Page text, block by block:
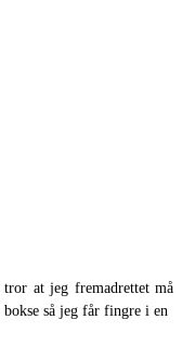
at jeg fremadrettet må
så jeg får fingre i en